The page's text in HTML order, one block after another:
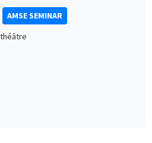
AMSE SEMINAR